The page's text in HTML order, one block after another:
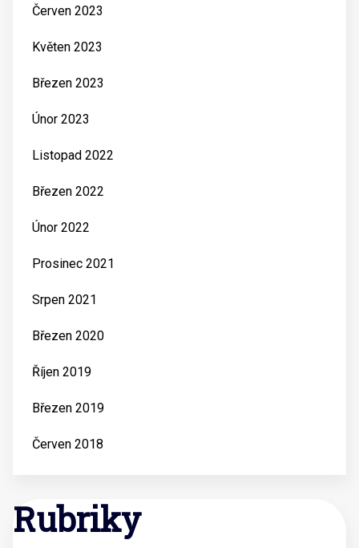
Červen 2023
Květen 2023
Březen 2023
Únor 2023
Listopad 2022
Březen 2022
Únor 2022
Prosinec 2021
Srpen 2021
Březen 2020
Říjen 2019
Březen 2019
Červen 2018
Rubriky